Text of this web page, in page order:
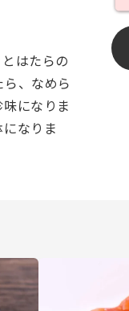
はたらの
、なめら
になりま
なりま